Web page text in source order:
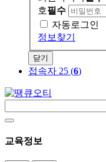
호필수
자동로그인
정보찾기
닫기
접속자 25 (6)
교육정보